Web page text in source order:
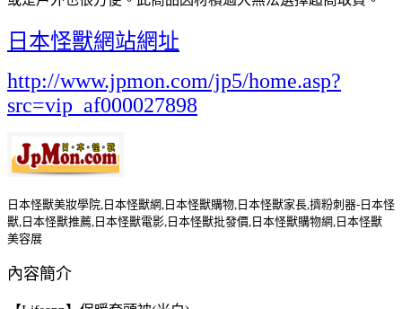
日本怪獸網站網址
http://www.jpmon.com/jp5/home.asp?
src=vip_af000027898
日本怪獸美妝學院,日本怪獸網,日本怪獸購物,日本怪獸家長,擠粉刺器-日本怪
獸,日本怪獸推薦,日本怪獸電影,日本怪獸批發價,日本怪獸購物網,日本怪獸
美容展
內容簡介